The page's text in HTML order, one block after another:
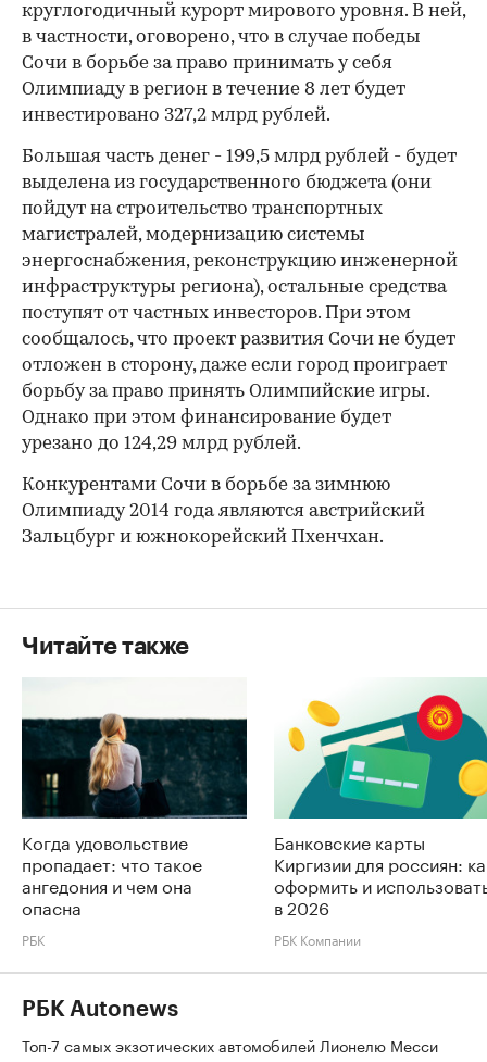
круглогодичный курорт мирового уровня. В ней,
в частности, оговорено, что в случае победы
Сочи в борьбе за право принимать у себя
Олимпиаду в регион в течение 8 лет будет
инвестировано 327,2 млрд рублей.
Большая часть денег - 199,5 млрд рублей - будет
выделена из государственного бюджета (они
пойдут на строительство транспортных
магистралей, модернизацию системы
энергоснабжения, реконструкцию инженерной
инфраструктуры региона), остальные средства
поступят от частных инвесторов. При этом
сообщалось, что проект развития Сочи не будет
отложен в сторону, даже если город проиграет
борьбу за право принять Олимпийские игры.
Однако при этом финансирование будет
урезано до 124,29 млрд рублей.
Конкурентами Сочи в борьбе за зимнюю
Олимпиаду 2014 года являются австрийский
Зальцбург и южнокорейский Пхенчхан.
Читайте также
Когда удовольствие
пропадает: что такое
ангедония и чем она
опасна
РБК
Банковские карты
Киргизии для россиян:
оформить и
в 2026
РБК Компании
РБК Autonews
Топ-7 самых экзотических автомобилей Лионелю Месси